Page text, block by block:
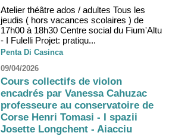
Atelier théâtre ados / adultes Tous les
jeudis ( hors vacances scolaires ) de
17h00 à 18h30 Centre social du Fium'Altu
- I Fulelli Projet: pratiqu...
Penta Di Casinca
09/04/2026
Cours collectifs de violon
encadrés par Vanessa Cahuzac
professeure au conservatoire de
Corse Henri Tomasi - I spazii
Josette Longchent - Aiacciu